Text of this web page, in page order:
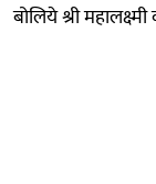
बोलिये श्री